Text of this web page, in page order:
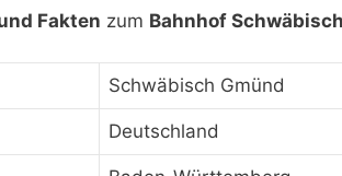
Fakten zum Bahnhof
Schwäbisch Gmünd
Deutschland